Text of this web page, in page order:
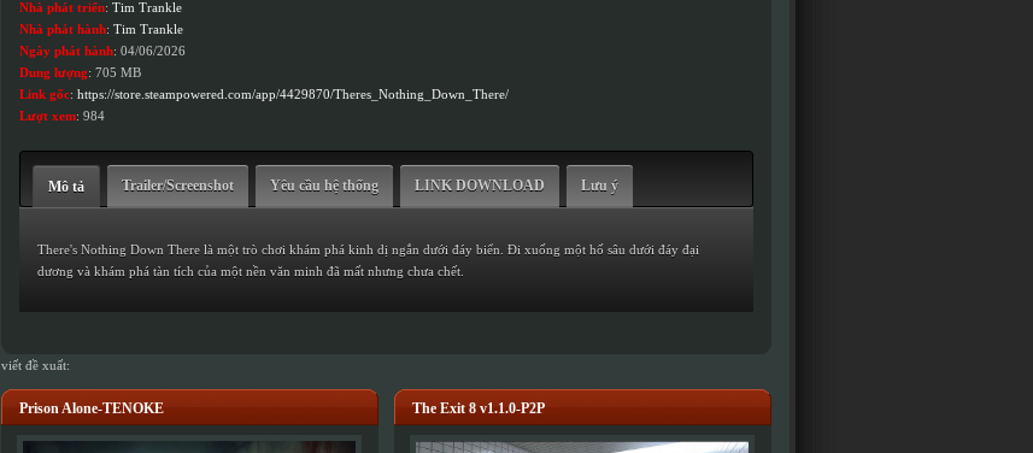
Nhà phát triển: Tim Trankle
Nhà phát hành: Tim Trankle
Ngày phát hành: 04/06/2026
Dung lượng: 705 MB
Link gốc: https://store.steampowered.com/app/4429870/Theres_Nothing_Down_There/
Lượt xem: 984
Mô tả Trailer/Screenshot Yêu cầu hệ thống LINK DOWNLOAD Lưu ý
There's Nothing Down There là một trò chơi khám phá kinh dị ngắn dưới đáy biển. Đi xuống một hố sâu dưới đáy đại
dương và khám phá tàn tích của một nền văn minh đã mất nhưng chưa chết.
viết đề xuất:
Prison Alone-TENOKE The Exit 8 v1.1.0-P2P